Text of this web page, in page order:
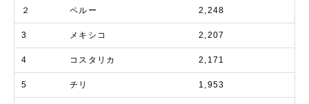
２ ペルー 2,248
3 メキシコ 2,207
4 コスタリカ 2,171
5 チリ 1,953